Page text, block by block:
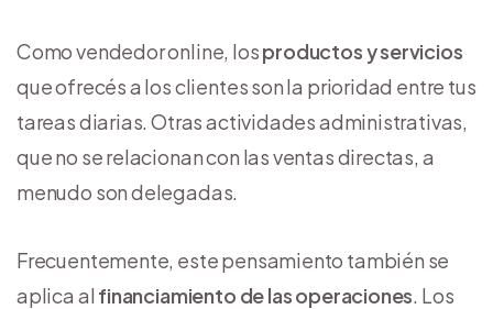
Como vendedor online, losproductos y servicios
que ofrecés a los clientes son la prioridad entre tus
tareas diarias. Otras actividades administrativas,
que no se relacionan con las ventas directas, a
menudo son delegadas.
Frecuentemente, este pensamiento también se
aplica al financiamiento de las operaciones. Los